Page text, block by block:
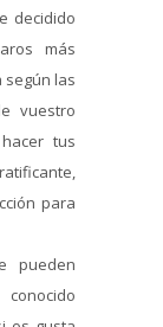
decidido
más
las
vuestro
tus
para
pueden